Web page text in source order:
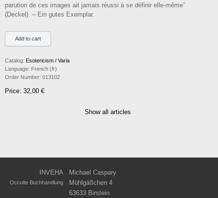
parution de ces images ait jamais réussi à se définir elle-même”
(Deckel). – Ein gutes Exemplar.
Catalog: Esotericism / Varia
Language: French (fr)
Order Number: 013102
Price: 32,00 €
Show all articles
INVEHA Michael Caspary
Occulte Buchhandlung
Mühlgäßchen 4
63633 Birstein